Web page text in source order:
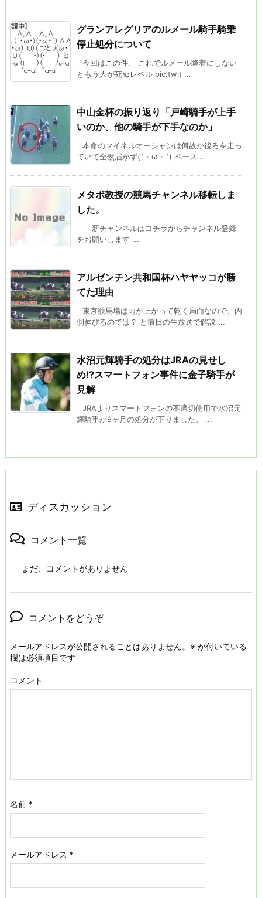
グランアレグリアのルメール騎手騎乗
停止処分について
今回はこの件、 これでルメール降着にしない
ともう人が死ぬレベル pic.twit ...
中山金杯の振り返り「戸崎騎手が上手
いのか、他の騎手が下手なのか」
本命のマイネルオーシャンは何故か後ろを走っ
ていて全然届かず(´・ω・`) ペース ...
メタボ教授の競馬チャンネル移転しま
した。
新チャンネルはコチラからチャンネル登録
をお願いします ...
アルゼンチン共和国杯ハヤヤッコが勝
てた理由
東京競馬場は雨が上がって乾く局面なので、内
側伸びるのでは？ と前日の生放送で解説 ...
水沼元輝騎手の処分はJRAの見せし
め!?スマートフォン事件に金子騎手が
見解
JRAよりスマートフォンの不適切使用で水沼元
輝騎手が9ヶ月の処分が下りました。 ...
ディスカッション
コメント一覧
まだ、コメントがありません
コメントをどうぞ
メールアドレスが公開されることはありません。 ※ が付いている
欄は必須項目です
コメント
名前 *
メールアドレス *